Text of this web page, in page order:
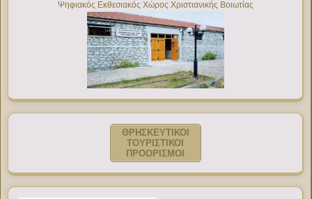
Ψηφιακός Εκθεσιακός Χώρος Χριστιανικής Βοιωτίας
ΘΡΗΣΚΕΥΤΙΚΟΙ
ΤΟΥΡΙΣΤΙΚΟΙ
ΠΡΟΟΡΙΣΜΟΙ